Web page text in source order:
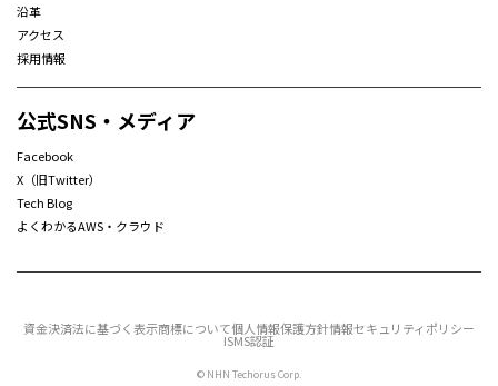
沿革
アクセス
採用情報
公式SNS・メディア
Facebook
X（旧Twitter）
Tech Blog
よくわかるAWS・クラウド
資金決済法に基づく表示商標について個人情報保護方針情報セキュリティポリシー
ISMS認証
© NHN Techorus Corp.